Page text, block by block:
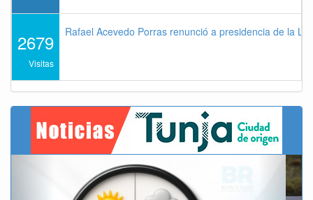
2679
Visitas
Rafael Acevedo Porras renunció a presidencia de la
Next